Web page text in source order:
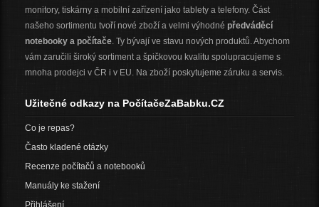
monitory, tiskárny a mobilní zařízení jako tablety a telefony. Část
našeho sortimentu tvoří nové zboží a velmi výhodné předváděcí
notebooky a počítače. Ty bývají ve stavu nových produktů. Abychom
vám zaručili široký sortiment a špičkovou kvalitu spolupracujeme s
mnoha prodejci v ČR i v EU. Na zboží poskytujeme záruku a servis.
Užitečné odkazy na PočítačeZaBabku.CZ
Co je repas?
Často kladené otázky
Recenze počítačů a notebooků
Manuály ke stažení
Přihlášení